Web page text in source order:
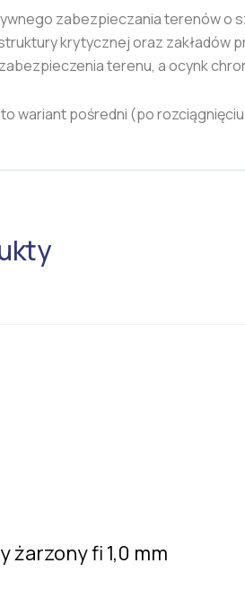
zabezpieczania terenów o
krytycznej oraz zakładów
terenu, a ocynk
wariant pośredni (po
żarzony fi 1,0 mm